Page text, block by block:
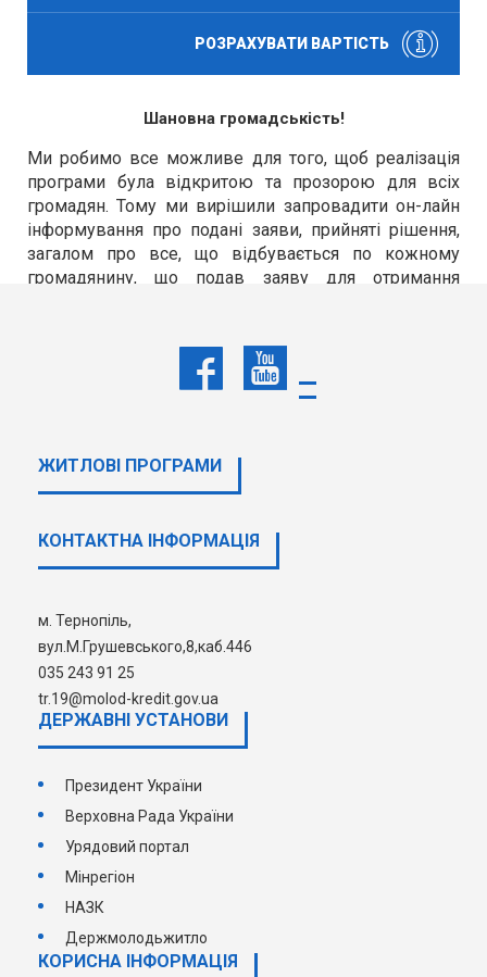
РОЗРАХУВАТИ ВАРТІСТЬ
Шановна громадськість!
Ми робимо все можливе для того, щоб реалізація
програми була відкритою та прозорою для всіх
громадян. Тому ми вирішили запровадити он-лайн
інформування про подані заяви, прийняті рішення,
загалом про все, що відбувається по кожному
громадянину, що подав заяву для отримання
інформації та надали на це згоду.
Інформація, що міститься за посиланням
нових заяв про намір отримати кредиту.
Інформація щодо надання пільгового кредиту з
статутного капіталувідділенням Держмолодьжитла
ЖИТЛОВІ ПРОГРАМИ
КОНТАКТНА ІНФОРМАЦІЯ
м. Тернопіль,
вул.М.Грушевського,8,каб.446
035 243 91 25
tr.19@molod-kredit.gov.ua
ДЕРЖАВНI УСТАНОВИ
Президент України
Верховна Рада України
Урядовий портал
Мінрегіон
НАЗК
Держмолодьжитло
КОРИСНА ІНФОРМАЦІЯ